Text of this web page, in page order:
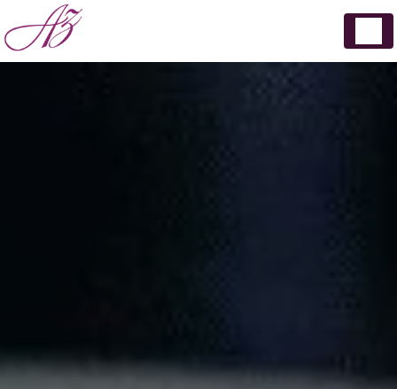
Panneau de gestion des cookies